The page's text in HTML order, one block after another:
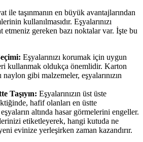
ile taşınmanın en büyük avantajlarından
kullanılmasıdır. Eşyalarınızı
etmeniz gereken bazı noktalar var. İşte bu
Eşyalarınızı korumak için uygun
kullanmak oldukça önemlidir. Karton
gibi malzemeler, eşyalarınızın
Taşıyın: Eşyalarınızın üst üste
hafif olanları en üstte
altında hasar görmelerini engeller.
etiketleyerek, hangi kutuda ne
evinize yerleşirken zaman kazandırır.